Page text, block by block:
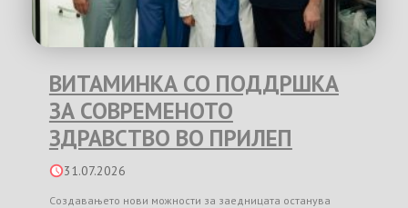
ВИТАМИНКА СО ПОДДРШКА
ЗА СОВРЕМЕНОТО
ЗДРАВСТВО ВО ПРИЛЕП
31.07.2026
Создавањето нови можности за заедницата останува